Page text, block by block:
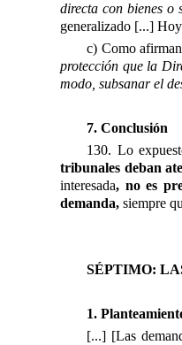
directa con bienes o
generalizado [...]
c) Como
protección que la
modo, subsanar el
7. Conclusión
130. Lo
tribunales deban
interesada, no es
demanda, siempre
SÉPTIMO:
1.
[...] [Las